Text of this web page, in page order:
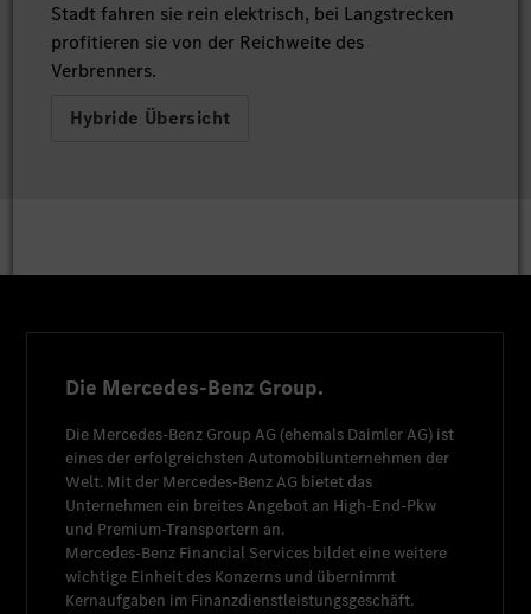
Stadt fahren sie rein elektrisch, bei Langstrecken
profitieren sie von der Reichweite des
Verbrenners.
Hybride Übersicht
Die Mercedes-Benz Group.
Die Mercedes-Benz Group AG (ehemals Daimler AG) ist
eines der erfolgreichsten Automobilunternehmen der
Welt. Mit der Mercedes-Benz AG bietet das
Unternehmen ein breites Angebot an High-End-Pkw
und Premium-Transportern an.
Mercedes-Benz Financial Services bildet eine weitere
wichtige Einheit des Konzerns und übernimmt
Kernaufgaben im Finanzdienstleistungsgeschäft.